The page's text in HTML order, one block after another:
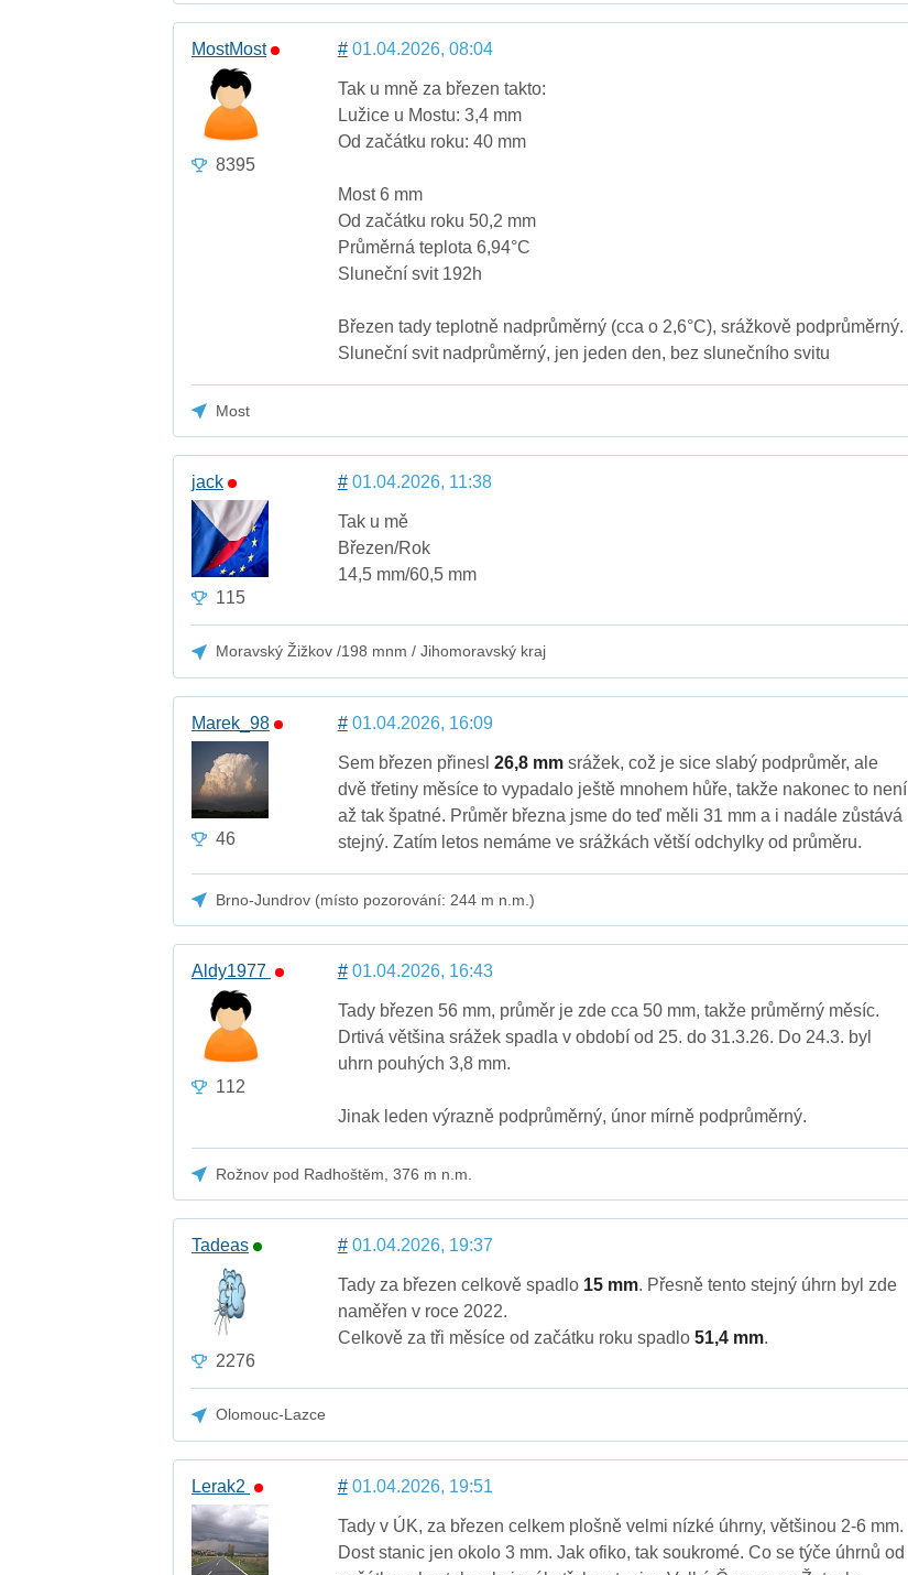
MostMost
8395
#01.04.2026, 08:04
Tak u mně za březen takto:
Lužice u Mostu: 3,4 mm
Od začátku roku: 40 mm
Most 6 mm
Od začátku roku 50,2 mm
Průměrná teplota 6,94°C
Sluneční svit 192h
Březen tady teplotně nadprůměrný (cca o 2,6°C), srážkově podprůměrný.
Sluneční svit nadprůměrný, jen jeden den, bez slunečního svitu
Most
jack
115
#01.04.2026, 11:38
Tak u mě
Březen/Rok
14,5 mm/60,5 mm
Moravský Žižkov /198 mnm / Jihomoravský kraj
Marek_98
46
#01.04.2026, 16:09
Sem březen přinesl 26,8 mmsrážek, což je sice slabý podprůměr, ale
dvě třetiny měsíce to vypadalo ještě mnohem hůře, takže nakonec to není
až tak špatné. Průměr března jsme do teď měli 31 mm a i nadále zůstává
stejný. Zatím letos nemáme ve srážkách větší odchylky od průměru.
Brno-Jundrov (místo pozorování: 244 m n.m.)
Aldy1977
112
#01.04.2026, 16:43
Tady březen 56 mm, průměr je zde cca 50 mm, takže průměrný měsíc.
Drtivá většina srážek spadla v období od 25. do 31.3.26. Do 24.3. byl
uhrn pouhých 3,8 mm.
Jinak leden výrazně podprůměrný, únor mírně podprůměrný.
Rožnov pod Radhoštěm, 376 m n.m.
Tadeas
2276
#01.04.2026, 19:37
Tady za březen celkově spadlo 15 mm. Přesně tento stejný úhrn byl zde
naměřen v roce 2022.
Celkově za tři měsíce od začátku roku spadlo 51,4 mm.
Olomouc-Lazce
Lerak2 #01.04.2026, 19:51
Tady v ÚK, za březen celkem plošně velmi nízké úhrny, většinou 2-6 mm.
Dost stanic jen okolo 3 mm. Jak ofiko, tak soukromé. Co se týče úhrnů od